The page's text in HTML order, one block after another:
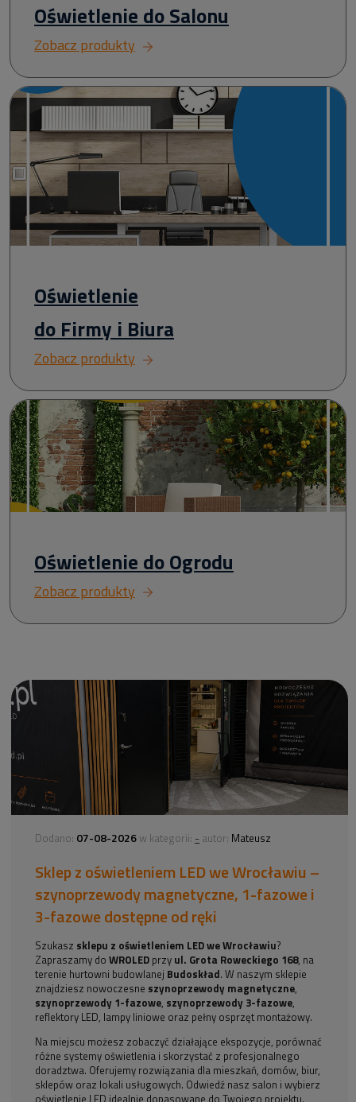
Oświetlenie do Salonu
Zobacz produkty
Oświetlenie
do Firmy i Biura
Zobacz produkty
Oświetlenie do Ogrodu
Zobacz produkty
Dodano: 07-08-2026 w kategorii: - autor: Mateusz
Sklep z oświetleniem LED we Wrocławiu –
szynoprzewody magnetyczne, 1-fazowe i
3-fazowe dostępne od ręki
Szukasz sklepu z oświetleniem LED we Wrocławiu?
Zapraszamy doWROLED przy ul. Grota Roweckiego 168, na
terenie hurtowni budowlanej Budoskład. W naszym sklepie
znajdziesz nowoczesne szynoprzewody magnetyczne,
szynoprzewody 1-fazowe, szynoprzewody 3-fazowe,
reflektory LED, lampy liniowe oraz pełny osprzęt montażowy.
Na miejscu możesz zobaczyć działające ekspozycje, porównać
różne systemy oświetlenia i skorzystać z profesjonalnego
doradztwa. Oferujemy rozwiązania dla mieszkań, domów, biur,
sklepów oraz lokali usługowych. Odwiedź nasz salon i wybierz